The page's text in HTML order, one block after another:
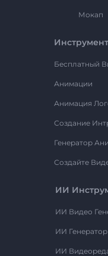
Мокап
Бесплатный
Анимации
Анимация
Создание
Генератор
Создайте
ИИ
ИИ Видео
ИИ
ИИ